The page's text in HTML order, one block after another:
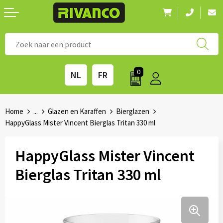
NL FR 0
Kantoorartikelen
Outdoor & vrije tijd
Technologie & Accessoires
◼ Eco-producten
◼ Survival gear
◼ Beurzen
◼ Feestdagen
Home ... Glazen en Karaffen
Bierglazen
HappyGlass Mister Vincent Bierglas Tritan 330 ml
HappyGlass Mister Vincent
Bierglas Tritan 330 ml